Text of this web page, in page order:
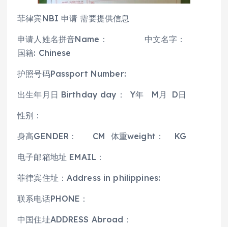
菲律宾NBI 申请 需要提供信息
申请人姓名拼音Name： 中文名字：
国籍: Chinese
护照号码Passport Number:
出生年月日 Birthday day： Y年 M月 D日
性别：
身高GENDER： CM 体重weight： KG
电子邮箱地址 EMAIL：
菲律宾住址：Address in philippines:
联系电话PHONE：
中国住址ADDRESS Abroad：